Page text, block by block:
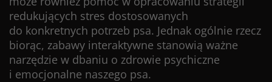
redukujących stres dostosowanych
do konkretnych potrzeb psa. Jednak ogólnie rzecz
biorąc, zabawy interaktywne stanowią ważne
narzędzie w dbaniu o zdrowie psychiczne
i emocjonalne naszego psa.